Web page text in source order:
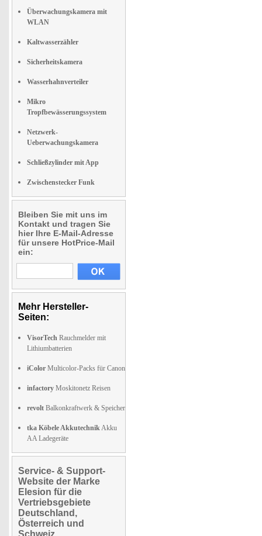
Überwachungskamera mit
WLAN
Kaltwasserzähler
Sicherheitskamera
Wasserhahnverteiler
Mikro
Tropfbewässerungssystem
Netzwerk-
Ueberwachungskamera
Schließzylinder mit App
Zwischenstecker Funk
Bleiben Sie mit uns im
Kontakt und tragen Sie
hier Ihre E-Mail-Adresse
für unsere HotPrice-Mail
ein:
Mehr Hersteller-
Seiten:
VisorTech Rauchmelder mit
Lithiumbatterien
iColor Multicolor-Packs für Canon
infactory Moskitonetz Reisen
revolt Balkonkraftwerk & Speicher
tka Köbele AkkutechnikAkku
AA Ladegeräte
Service- & Support-
Website der Marke
Elesion für die
Vertriebsgebiete
Deutschland,
Österreich und
Schweiz